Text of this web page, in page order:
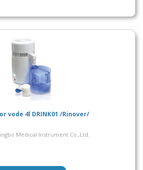
vode 4l DRINK01 /Rinover/
Medical Instrument Co.,Ltd.